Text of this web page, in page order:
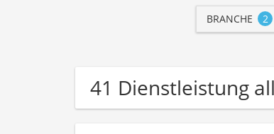
BRANCHE 2
41 Dienstleistung